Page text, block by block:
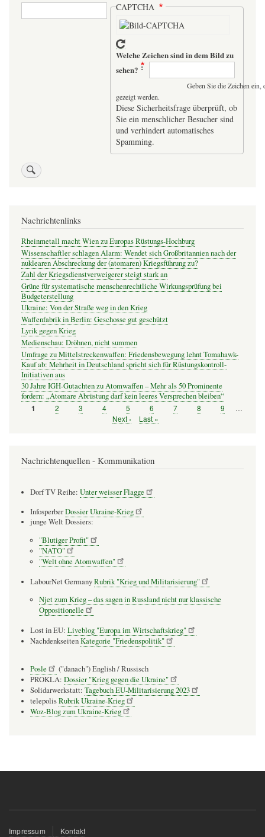
Suche CAPTCHA
Welche Zeichen sind in dem Bild zu
sehen?
Geben Sie die Zeichen
gezeigt werden.
Diese Sicherheitsfrage überprüft, ob
Sie ein menschlicher Besucher sind
und verhindert automatisches
Spamming.
Nachrichtenlinks
Rheinmetall macht Wien zu Europas Rüstungs-Hochburg
Wissenschaftler schlagen Alarm: Wendet sich Großbritannien nach der
nuklearen Abschreckung der (atomaren) Kriegsführung zu?
Zahl der Kriegsdienstverweigerer steigt stark an
Grüne für systematische menschenrechtliche Wirkungsprüfung bei
Budgeterstellung
Ukraine: Von der Straße weg in den Krieg
Waffenfabrik in Berlin: Geschosse gut geschützt
Lyrik gegen Krieg
Medienschau: Dröhnen, nicht summen
Umfrage zu Mittelstreckenwaffen: Friedensbewegung lehnt Tomahawk-
Kauf ab: Mehrheit in Deutschland spricht sich für Rüstungskontroll-
Initiativen aus
30 Jahre IGH-Gutachten zu Atomwaffen – Mehr als 50 Prominente
fordern: „Atomare Abrüstung darf kein leeres Versprechen bleiben“
Seitennummerierung
Seite
1 Seite
2 Seite
3 Seite
4 Seite
5 Seite
6 Seite
7 Seite
8 Seite
9
…
Nächste
Next ›
Letzte
Last »
Nachrichtenquellen - Kommunikation
Dorf TV Reihe: Unter weisser Flagge
InfosperberDossier Ukraine-Krieg
junge Welt Dossiers:
"Blutiger Profit"
"NATO"
"Welt ohne Atomwaffen"
LabourNet GermanyRubrik "Krieg und Militarisierung"
Njet zum Krieg – das sagen in Russland nicht nur klassische
Oppositionelle
Lost in EU: Liveblog "Europa im Wirtschaftskrieg"
NachdenkseitenKategorie "Friedenspolitik"
Posle
("danach") English / Russisch
PROKLA: Dossier "Krieg gegen die Ukraine"
Solidarwerkstatt: Tagebuch EU-Militarisierung 2023
telepolisRubrik Ukraine-Krieg
Woz-Blog zum Ukraine-Krieg
Fußzeilenmenü
Impressum Kontakt